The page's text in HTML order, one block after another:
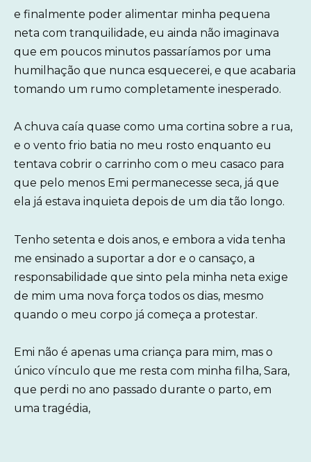
e finalmente poder alimentar minha pequena
neta com tranquilidade, eu ainda não imaginava
que em poucos minutos passaríamos por uma
humilhação que nunca esquecerei, e que acabaria
tomando um rumo completamente inesperado.
A chuva caía quase como uma cortina sobre a rua,
e o vento frio batia no meu rosto enquanto eu
tentava cobrir o carrinho com o meu casaco para
que pelo menos Emi permanecesse seca, já que
ela já estava inquieta depois de um dia tão longo.
Tenho setenta e dois anos, e embora a vida tenha
me ensinado a suportar a dor e o cansaço, a
responsabilidade que sinto pela minha neta exige
de mim uma nova força todos os dias, mesmo
quando o meu corpo já começa a protestar.
Emi não é apenas uma criança para mim, mas o
único vínculo que me resta com minha filha, Sara,
que perdi no ano passado durante o parto, em
uma tragédia,